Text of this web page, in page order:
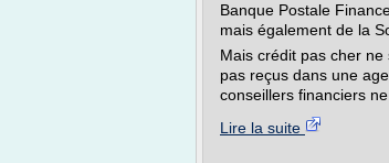
Banque Postale
mais également de la
Mais crédit pas cher
pas reçus dans une
conseillers financiers
Lire la suite